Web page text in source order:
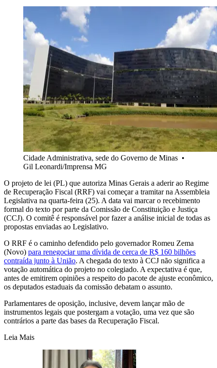
Cidade Administrativa, sede do Governo de Minas •
Gil Leonardi/Imprensa MG
O projeto de lei (PL) que autoriza Minas Gerais a aderir ao Regime
de Recuperação Fiscal (RRF) vai começar a tramitar na Assembleia
Legislativa na quarta-feira (25). A data vai marcar o recebimento
formal do texto por parte da Comissão de Constituição e Justiça
(CCJ). O comitê é responsável por fazer a análise inicial de todas as
propostas enviadas ao Legislativo.
O RRF é o caminho defendido pelo governador Romeu Zema
(Novo) para renegociar uma dívida de cerca de R$ 160 bilhões
contraída junto à União. A chegada do texto à CCJ não significa a
votação automática do projeto no colegiado. A expectativa é que,
antes de emitirem opiniões a respeito do pacote de ajuste econômico,
os deputados estaduais da comissão debatam o assunto.
Parlamentares de oposição, inclusive, devem lançar mão de
instrumentos legais que postergam a votação, uma vez que são
contrários a parte das bases da Recuperação Fiscal.
Leia Mais